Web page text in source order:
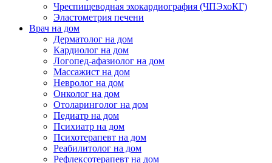
Чреспищеводная эхокардиография (ЧПЭхоКГ)
Эластометрия печени
Врач на дом
Дерматолог на дом
Кардиолог на дом
Логопед-афазиолог на дом
Массажист на дом
Невролог на дом
Онколог на дом
Отоларинголог на дом
Педиатр на дом
Психиатр на дом
Психотерапевт на дом
Реабилитолог на дом
Рефлексотерапевт на дом